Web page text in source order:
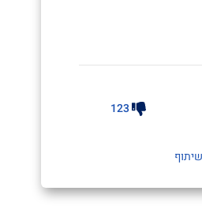
123
שיתוף